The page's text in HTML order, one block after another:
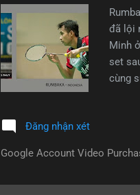
đã lội
Minh
set
cùng
cú
Đăng nhận xét
Google Account Video